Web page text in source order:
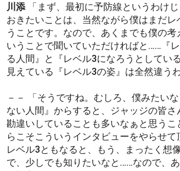
川添 「まず、最初に予防線というわけ
おきたいことは、当然ながら僕はまだレ
うことです。なので、あくまでも僕の考
いうことで聞いていただければと……『
る人間』と『レベル3になろうとしてい
見えている『レベル3の姿』は全然違う
－－ 「そうですね。むしろ、僕みたい
ない人間』からすると、ジャッジの皆さ
勘違いしていることも多いなぁと思う
らこそこういうインタビューをやらせて
レベル3ともなると、もう、まったく想
で、少しでも知りたいなと……なので、